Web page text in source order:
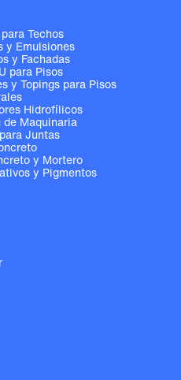
Techos
y Emulsiones
y Fachadas
para Pisos
y Topings para Pisos
Hidrofílicos
Maquinaria
Juntas
y Mortero
y Pigmentos